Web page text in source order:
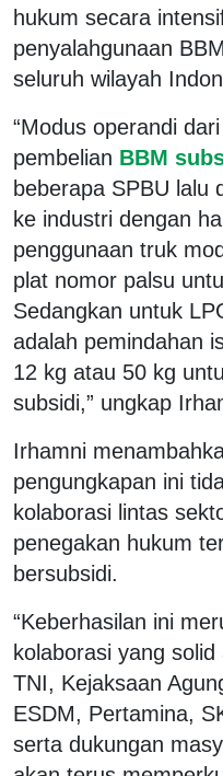
hukum secara
penyalahgunaan
seluruh wilayah
“Modus operandi
pembelian BBM
beberapa SPBU lalu
ke industri dengan
penggunaan truk
plat nomor palsu
Sedangkan untuk
adalah pemindahan
12 kg atau 50 kg
subsidi,” ungkap
Irhamni
pengungkapan ini
kolaborasi lintas
penegakan hukum
bersubsidi.
“Keberhasilan ini
kolaborasi yang
TNI, Kejaksaan
ESDM, Pertamina,
serta dukungan